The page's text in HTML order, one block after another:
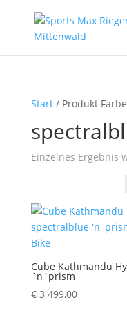
Start/ Produkt
Einzelnes Ergebnis
Cube Kathmandu
´n´prism
€3 499,00